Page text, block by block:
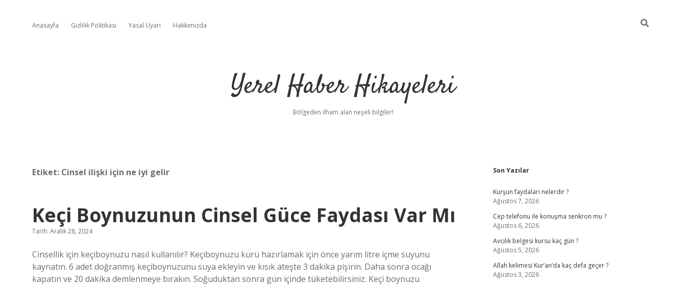
Anasayfa Gizlilik Politikası Yasal Uyarı Hakkımızda
Yerel Haber Hikayeleri
Bölgeden ilham alan neşeli bilgiler!
Etiket: Cinsel ilişki için ne iyi gelir
Keçi Boynuzunun Cinsel Güce Faydası Var Mı
Tarih: Aralık 28, 2024
Cinsellik için keçiboynuzu nasıl kullanılır? Keçiboynuzu kürü hazırlamak için önce yarım litre içme suyunu
kaynatın. 6 adet doğranmış keçiboynuzunu suya ekleyin ve kısık ateşte 3 dakika pişirin. Daha sonra ocağı
kapatın ve 20 dakika demlenmeye bırakın. Soğuduktan sonra gün içinde tüketebilirsiniz. Keçi boynuzu
Sidebar
Son Yazılar
Kurşun faydaları nelerdir ?
Ağustos 7, 2026
Cep telefonu ile konuşma senkron mu ?
Ağustos 6, 2026
Avcılık belgesi kursu kaç gün ?
Ağustos 5, 2026
Allah kelimesi Kur’an’da kaç defa geçer ?
Ağustos 3, 2026